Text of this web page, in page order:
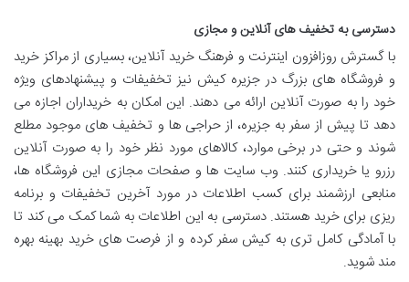
دسترسی به تخفیف های آنلاین و مجازی
با گسترش روزافزون اینترنت و فرهنگ خرید آنلاین، بسیاری از مراکز خرید
و فروشگاه های بزرگ در جزیره کیش نیز تخفیفات و پیشنهادهای ویژه
خود را به صورت آنلاین ارائه می دهند. این امکان به خریداران اجازه می
دهد تا پیش از سفر به جزیره، از حراجی ها و تخفیف های موجود مطلع
شوند و حتی در برخی موارد، کالاهای مورد نظر خود را به صورت آنلاین
رزرو یا خریداری کنند. وب سایت ها و صفحات مجازی این فروشگاه ها،
منابعی ارزشمند برای کسب اطلاعات در مورد آخرین تخفیفات و برنامه
ریزی برای خرید هستند. دسترسی به این اطلاعات به شما کمک می کند تا
با آمادگی کامل تری به کیش سفر کرده و از فرصت های خرید بهینه بهره
مند شوید.